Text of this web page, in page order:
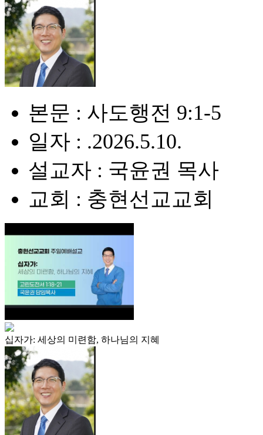
본문 : 사도행전 9:1-5
일자 : .2026.5.10.
설교자 : 국윤권 목사
교회 : 충현선교교회
십자가: 세상의 미련함, 하나님의 지혜